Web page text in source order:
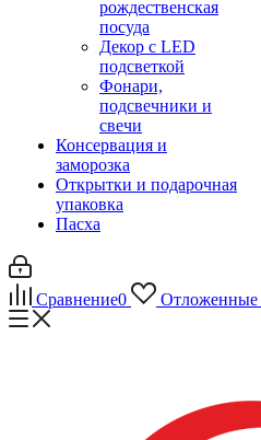
рождественская
посуда
Декор с LED
подсветкой
Фонари,
подсвечники и
свечи
Консервация и
заморозка
Открытки и подарочная
упаковка
Пасха
Сравнение0 Отложенные